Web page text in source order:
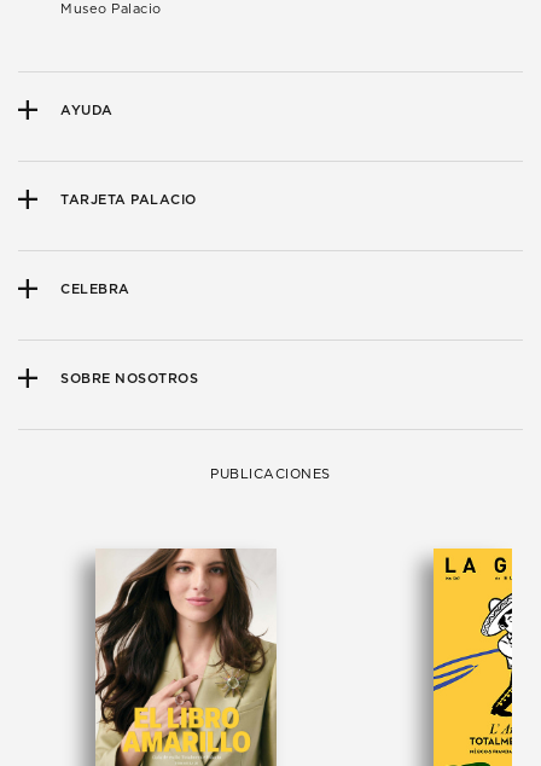
Museo Palacio
AYUDA
TARJETA PALACIO
CELEBRA
SOBRE NOSOTROS
PUBLICACIONES